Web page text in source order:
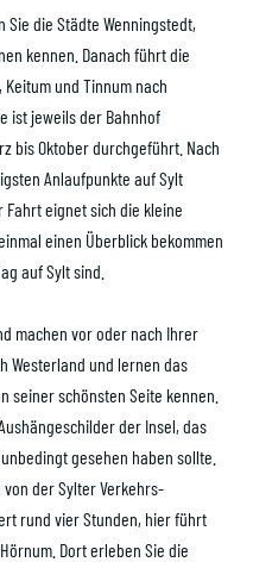
Sie die Städte Wenningstedt,
kennen. Danach führt die
und Tinnum nach
ist jeweils der Bahnhof
bis Oktober durchgeführt. Nach
Anlaufpunkte auf Sylt
eignet sich die kleine
einen Überblick bekommen
auf Sylt sind.
machen vor oder nach Ihrer
Westerland und lernen das
seiner schönsten Seite kennen.
der Insel, das
gesehen haben sollte.
der Sylter Verkehrs-
rund vier Stunden, hier führt
Dort erleben Sie die